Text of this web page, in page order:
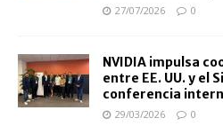
27/07/2026 0
NVIDIA impulsa
entre EE. UU. y el
conferencia
29/03/2026 0